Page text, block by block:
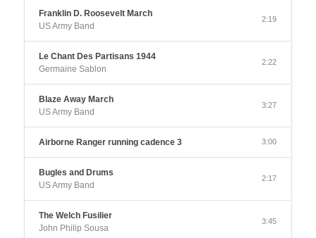
Franklin D. Roosevelt March
US Army Band
2:19
Le Chant Des Partisans 1944
Germaine Sablon
2:22
Blaze Away March
US Army Band
3:27
Airborne Ranger running cadence 3 3:00
Bugles and Drums
US Army Band
2:17
The Welch Fusilier
John Philip Sousa
3:45